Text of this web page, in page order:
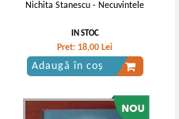
Nichita Stanescu - Necuvintele
IN STOC
Pret: 18,00 Lei
Adaugă în coș